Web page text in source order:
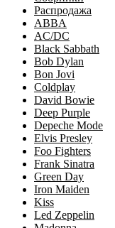
Распродажа
ABBA
AC/DC
Black Sabbath
Bob Dylan
Bon Jovi
Coldplay
David Bowie
Deep Purple
Depeche Mode
Elvis Presley
Foo Fighters
Frank Sinatra
Green Day
Iron Maiden
Kiss
Led Zeppelin